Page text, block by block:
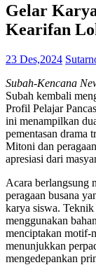
Gelar
Kearifan
23 Des,2024
Subah-Kencana
Subah kembali
Profil Pelajar
ini menampilkan
pementasan drama
Mitoni dan
apresiasi dari
Acara berlangsung
peragaan busana
karya siswa. Teknik
menggunakan
menciptakan motif-
menunjukkan
mengedepankan